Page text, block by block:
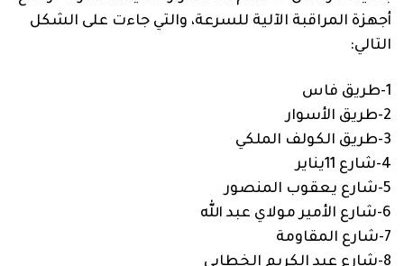
أجهزة المراقبة الآلية للسرعة، والتي جاءت على الشكل
التالي:
1-طريق فاس
2-طريق الأسوار
3-طريق الكولف الملكي
4-شارع 11يناير
5-شارع يعقوب المنصور
6-شارع الأمير مولاي عبد الله
7-شارع المقاومة
8-شارع عبد الكريم الخطابي